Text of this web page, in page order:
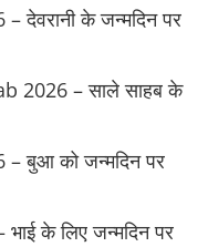
के जन्मदिन पर
2026 – साले साहब के
बुआ को जन्मदिन पर
के लिए जन्मदिन पर